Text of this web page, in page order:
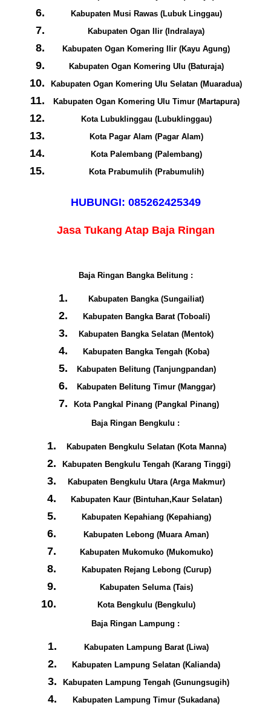
Kabupaten Musi Rawas (Lubuk Linggau)
Kabupaten Ogan Ilir (Indralaya)
Kabupaten Ogan Komering Ilir (Kayu Agung)
Kabupaten Ogan Komering Ulu (Baturaja)
Kabupaten Ogan Komering Ulu Selatan (Muaradua)
Kabupaten Ogan Komering Ulu Timur (Martapura)
Kota Lubuklinggau (Lubuklinggau)
Kota Pagar Alam (Pagar Alam)
Kota Palembang (Palembang)
Kota Prabumulih (Prabumulih)
HUBUNGI: 085262425349
Jasa Tukang Atap Baja Ringan
Baja Ringan Bangka Belitung :
Kabupaten Bangka (Sungailiat)
Kabupaten Bangka Barat (Toboali)
Kabupaten Bangka Selatan (Mentok)
Kabupaten Bangka Tengah (Koba)
Kabupaten Belitung (Tanjungpandan)
Kabupaten Belitung Timur (Manggar)
Kota Pangkal Pinang (Pangkal Pinang)
Baja Ringan Bengkulu :
Kabupaten Bengkulu Selatan (Kota Manna)
Kabupaten Bengkulu Tengah (Karang Tinggi)
Kabupaten Bengkulu Utara (Arga Makmur)
Kabupaten Kaur (Bintuhan,Kaur Selatan)
Kabupaten Kepahiang (Kepahiang)
Kabupaten Lebong (Muara Aman)
Kabupaten Mukomuko (Mukomuko)
Kabupaten Rejang Lebong (Curup)
Kabupaten Seluma (Tais)
Kota Bengkulu (Bengkulu)
Baja Ringan Lampung :
Kabupaten Lampung Barat (Liwa)
Kabupaten Lampung Selatan (Kalianda)
Kabupaten Lampung Tengah (Gunungsugih)
Kabupaten Lampung Timur (Sukadana)